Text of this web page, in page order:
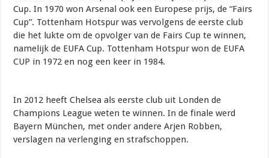
Cup. In 1970 won Arsenal ook een Europese prijs, de “Fairs
Cup”. Tottenham Hotspur was vervolgens de eerste club
die het lukte om de opvolger van de Fairs Cup te winnen,
namelijk de EUFA Cup. Tottenham Hotspur won de EUFA
CUP in 1972 en nog een keer in 1984.
In 2012 heeft Chelsea als eerste club uit Londen de
Champions League weten te winnen. In de finale werd
Bayern München, met onder andere Arjen Robben,
verslagen na verlenging en strafschoppen.